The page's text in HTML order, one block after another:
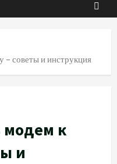
– советы и инструкция
модем к
и